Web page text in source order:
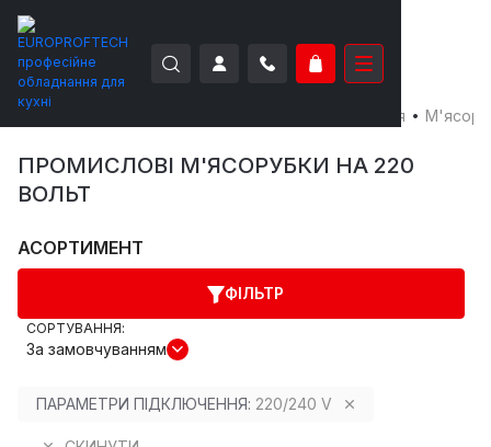
EUROPROFTECH Електро-механічне обладнання
ПРОМИСЛОВІ М'ЯСОРУБКИ НА 220
ВОЛЬТ
АСОРТИМЕНТ
ФІЛЬТР
СОРТУВАННЯ:
За замовчуванням
ПАРАМЕТРИ ПІДКЛЮЧЕННЯ: 220/240 V